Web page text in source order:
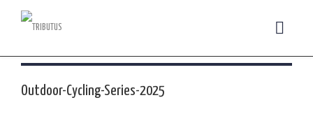
Outdoor-Cycling-Series-2025